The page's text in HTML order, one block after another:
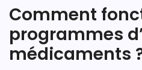
Comment
programmes
médicaments